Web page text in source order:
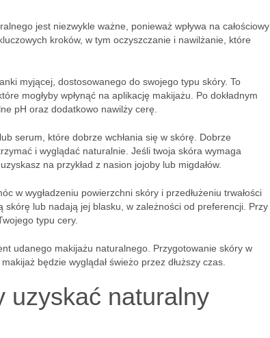
jest niezwykle ważne, ponieważ wpływa na całościowy
kroków, w tym oczyszczanie i nawilżanie, które
myjącej, dostosowanego do swojego typu skóry. To
mogłyby wpłynąć na aplikację makijażu. Po dokładnym
pH oraz dodatkowo nawilży cerę.
serum, które dobrze wchłania się w skórę. Dobrze
i wyglądać naturalnie. Jeśli twoja skóra wymaga
na przykład z nasion jojoby lub migdałów.
w wygładzeniu powierzchni skóry i przedłużeniu trwałości
skórę lub nadają jej blasku, w zależności od preferencji. Przy
typu cery.
udanego makijażu naturalnego. Przygotowanie skóry w
będzie wyglądał świeżo przez dłuższy czas.
uzyskać naturalny